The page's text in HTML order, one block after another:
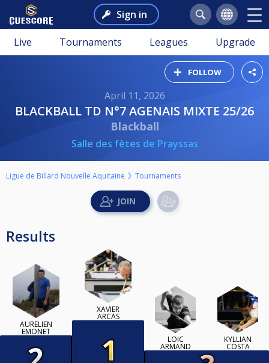
Sign in
Live Tournaments Leagues Upgrade
FOLLOW
April 11, 2026
BLACKBALL TD N°7 AGENAIS MIXTE 25/26
Blackball
Salle des fêtes de Prayssas
Ligue de Billard Nouvelle Aquitaine Tournaments
Results
AURÉLIEN
EMONET
XAVIER
ARCAS
LOÏC
ARMAND
KYLLIAN
COSTA